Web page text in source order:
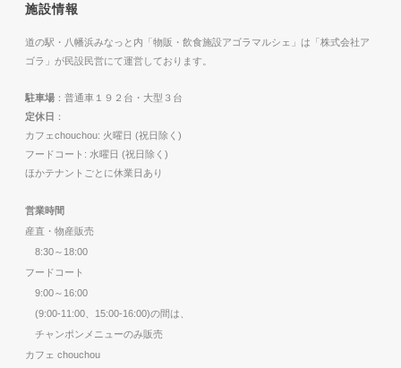
施設情報
道の駅・八幡浜みなっと内「物販・飲食施設アゴラマルシェ」は「株式会社ア
ゴラ」が民設民営にて運営しております。
駐車場 ：普通車１９２台・大型３台
定休日 ：
カフェchouchou: 火曜日 (祝日除く)
フードコート: 水曜日 (祝日除く)
ほかテナントごとに休業日あり
営業時間
産直・物産販売
8:30～18:00
フードコート
9:00～16:00
(9:00-11:00、15:00-16:00)の間は、
チャンポンメニューのみ販売
カフェ chouchou